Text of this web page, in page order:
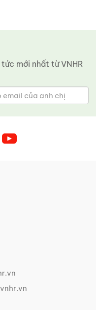
mới nhất từ ​​VNHR